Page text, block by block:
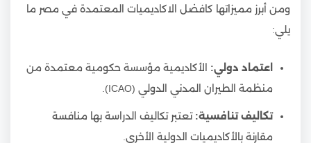
ومن أبرز مميزاتها كافضل الاكاديميات المعتمدة في مصر ما
يلي:
اعتماد دولي: الأكاديمية مؤسسة حكومية معتمدة من
منظمة الطيران المدني الدولي (ICAO).
تكاليف تنافسية:تعتبر تكاليف الدراسة بها منافسة
مقارنة بالأكاديميات الدولية الأخرى.